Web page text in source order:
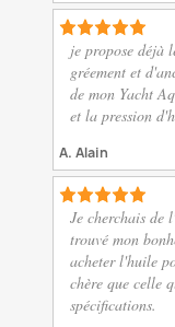
je propose déjà
gréement et
de mon Yacht
et la pression
A. Alain
Je cherchais
trouvé mon
acheter l'huile
chère que celle
spécifications.